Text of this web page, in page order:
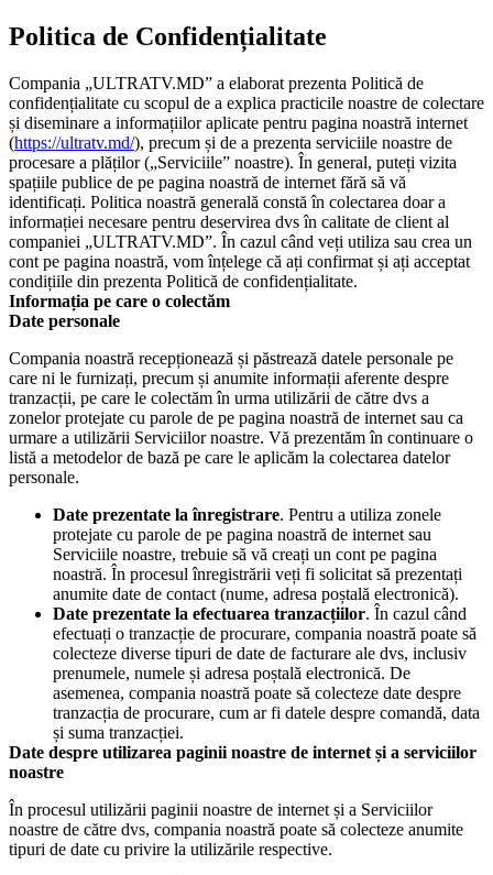
Politica de Confidențialitate
Compania „ULTRATV.MD” a elaborat prezenta Politică de
confidențialitate cu scopul de a explica practicile noastre de colectare
și diseminare a informațiilor aplicate pentru pagina noastră internet
(https://ultratv.md/), precum și de a prezenta serviciile noastre de
procesare a plăților („Serviciile” noastre). În general, puteți vizita
spațiile publice de pe pagina noastră de internet fără să vă
identificați. Politica noastră generală constă în colectarea doar a
informației necesare pentru deservirea dvs în calitate de client al
companiei „ULTRATV.MD”. În cazul când veți utiliza sau crea un
cont pe pagina noastră, vom înțelege că ați confirmat și ați acceptat
condițiile din prezenta Politică de confidențialitate.
Informația pe care o colectăm
Date personale
Compania noastră recepționează și păstrează datele personale pe
care ni le furnizați, precum și anumite informații aferente despre
tranzacții, pe care le colectăm în urma utilizării de către dvs a
zonelor protejate cu parole de pe pagina noastră de internet sau ca
urmare a utilizării Serviciilor noastre. Vă prezentăm în continuare o
listă a metodelor de bază pe care le aplicăm la colectarea datelor
personale.
Date prezentate la înregistrare. Pentru a utiliza zonele
protejate cu parole de pe pagina noastră de internet sau
Serviciile noastre, trebuie să vă creați un cont pe pagina
noastră. În procesul înregistrării veți fi solicitat să prezentați
anumite date de contact (nume, adresa poștală electronică).
Date prezentate la efectuarea tranzacțiilor. În cazul când
efectuați o tranzacție de procurare, compania noastră poate să
colecteze diverse tipuri de date de facturare ale dvs, inclusiv
prenumele, numele și adresa poștală electronică. De
asemenea, compania noastră poate să colecteze date despre
tranzacția de procurare, cum ar fi datele despre comandă, data
și suma tranzacției.
Date despre utilizarea paginii noastre de internet și a serviciilor
noastre
În procesul utilizării paginii noastre de internet și a Serviciilor
noastre de către dvs, compania noastră poate să colecteze anumite
tipuri de date cu privire la utilizările respective.